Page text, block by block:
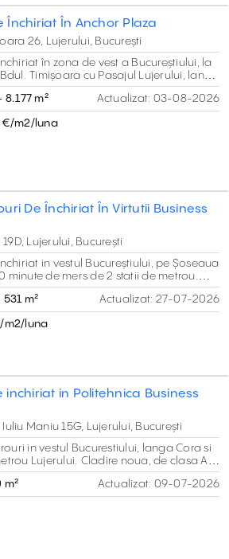
Închiriat În Anchor Plaza
26, Lujerului, București
în zona de vest a Bucureștiului, la
Timișoara cu Pasajul Lujerului, langa
Plaza România.
8.177 m²
Actualizat: 03-08-2026
€/m2/luna
De Închiriat În Virtutii Business
Lujerului, București
in vestul Bucureștiului, pe Șoseaua
minute de mers de 2 statii de metrou.
517 m2 pe etaj.
531 m²
Actualizat: 27-07-2026
m2/luna
inchiriat in Politehnica Business
Maniu 15G, Lujerului, București
in vestul Bucurestiului, langa Cora si
Lujerului. Cladire noua, de clasa A,
variate de layout.
m²
Actualizat: 09-07-2026